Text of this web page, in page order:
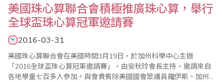
美國珠心算聯合會積極推廣珠心算，舉行
全球盃珠心算冠軍邀請賽
2016-03-31
美國珠心算聯合會在美國時間3月19日，於加州科學中心主辦
「2016全球盃珠心算冠軍邀請賽」，由安秋玲會長主持，邀請來自
各地學童七百多人參加。與會貴賓除美國國會眾議員羅伊斯、加州